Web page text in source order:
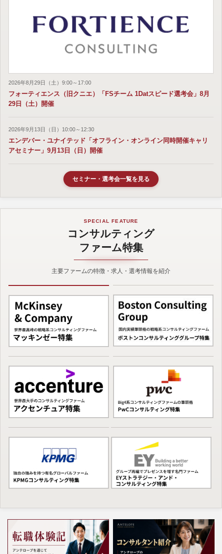
2026年8月29日（土）9:00～17:00
フォーティエンス（旧クニエ）「FSチーム 1Datスピード選考会」8月
29日（土）開催
2026年9月13日（日）10:00～12:30
エンデバー・ユナイテッド「オフライン・オンライン同時開催キャリ
アセミナー」9月13日（日）開催
セミナー・選考会一覧を見る
SPECIAL FEATURE
コンサルティング
ファーム特集
主要ファームの特徴・求人・選考情報を紹介